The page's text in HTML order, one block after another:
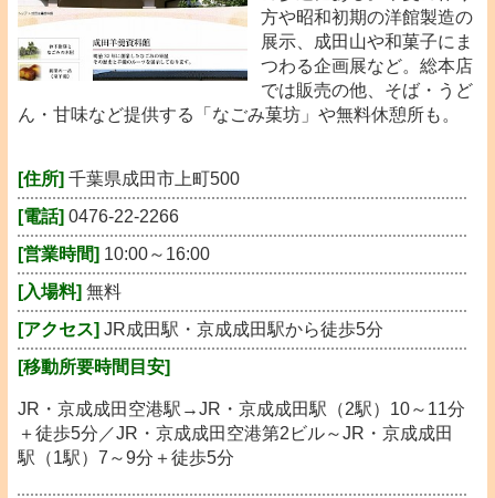
方や昭和初期の洋館製造の
展示、成田山や和菓子にま
つわる企画展など。総本店
では販売の他、そば・うど
ん・甘味など提供する「なごみ菓坊」や無料休憩所も。
[住所] 千葉県成田市上町500
[電話] 0476-22-2266
[営業時間] 10:00～16:00
[入場料] 無料
[アクセス] JR成田駅・京成成田駅から徒歩5分
[移動所要時間目安]
JR・京成成田空港駅→JR・京成成田駅（2駅）10～11分
＋徒歩5分／JR・京成成田空港第2ビル～JR・京成成田
駅（1駅）7～9分＋徒歩5分